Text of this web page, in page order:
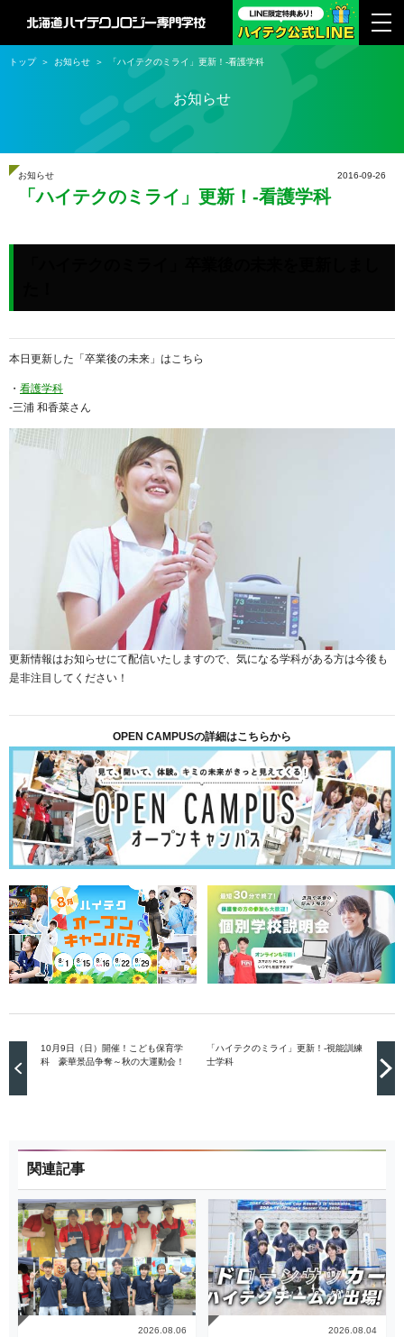
お知らせ
トップ お知らせ 「ハイテクのミライ」更新！-看護学科
2016-09-26
お知らせ
「ハイテクのミライ」更新！-看護学科
本日更新した「卒業後の未来」はこちら
・ 看護学科
-三浦 和香菜さん
更新情報はお知らせにて配信いたしますので、気になる学科がある方は今後も
是非注目してください！
OPEN CAMPUSの詳細はこちらから
10月9日（日）開催！こども保育学
科 豪華景品争奪～秋の大運動会！
「ハイテクのミライ」更新！-視能訓練
士学科
関連記事
2026.08.06 2026.08.04